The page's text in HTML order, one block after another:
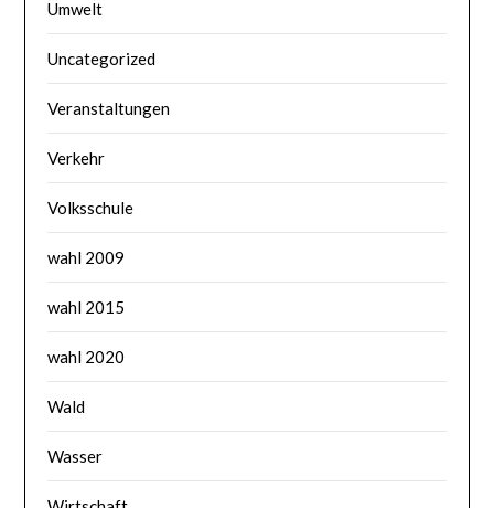
Umwelt
Uncategorized
Veranstaltungen
Verkehr
Volksschule
wahl 2009
wahl 2015
wahl 2020
Wald
Wasser